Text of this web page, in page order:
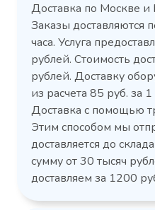
Холодильный
CM105-G из
стали
Расход
электроэнергии за
сутки, кВт/ч, не
Доставка по Москве
Заказы
часа. Услуга
рублей. Стоимость
рублей. Доставку
из расчета 85 руб. за
Доставка с помощью
Этим способом мы
доставляется до
сумму от 30 тысяч
доставляем за 1200